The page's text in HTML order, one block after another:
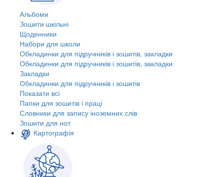
Альбоми
Зошити шкільні
Щоденники
Набори для школи
Обкладинки для підручників і зошитів, закладки
Обкладинки для підручників і зошитів, закладки
Закладки
Обкладинки для підручників і зошитів
Показати всі
Папки для зошитів і праці
Словники для запису іноземних слів
Зошити для нот
Картографія